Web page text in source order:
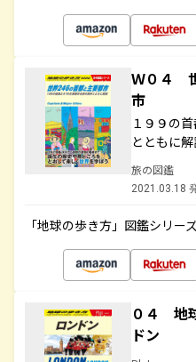
Ｗ０４
市
１９９の
とともに
旅の図鑑
2021.03.18
「地球の歩き方」図鑑シリー
０４ 地
ドン